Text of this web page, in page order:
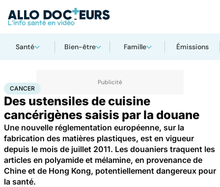
Santé Bien-être Famille Émissions
AccueilSanté Cancer
CANCER
Des ustensiles de cuisine
cancérigènes saisis par la douane
Une nouvelle réglementation européenne, sur la
fabrication des matières plastiques, est en vigueur
depuis le mois de juillet 2011. Les douaniers traquent les
articles en polyamide et mélamine, en provenance de
Chine et de Hong Kong, potentiellement dangereux pour
la santé.